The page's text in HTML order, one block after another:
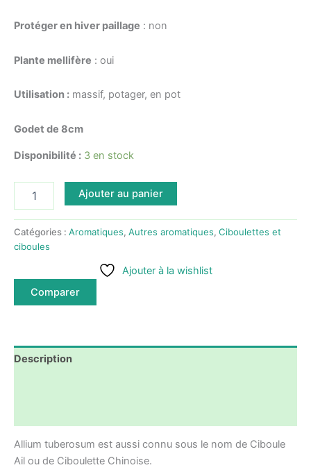
Protéger en hiver paillage : non
Plante mellifère : oui
Utilisation : massif, potager, en pot
Godet de 8cm
Disponibilité : 3 en stock
ail-
Allium
Chinoise
Ajouter au panier
Catégories : Aromatiques, Autres aromatiques, Ciboulettes et
ciboules
Ajouter à la wishlist
Comparer
Description
Allium tuberosum est aussi connu sous le nom de Ciboule
Ail ou de Ciboulette Chinoise.